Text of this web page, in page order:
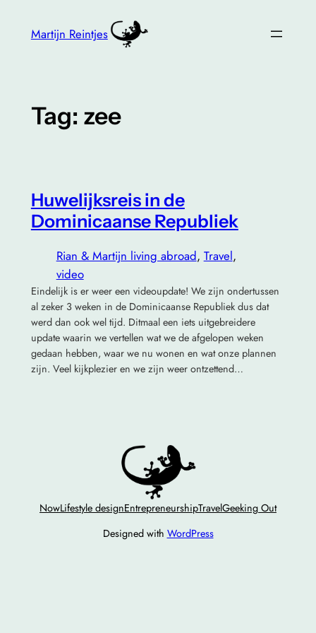
Martijn Reintjes
Tag: zee
Huwelijksreis in de
Dominicaanse Republiek
Rian & Martijn living abroad, Travel
video
Eindelijk is er weer een videoupdate! We zijn ondertussen
al zeker 3 weken in de Dominicaanse Republiek dus dat
werd dan ook wel tijd. Ditmaal een iets uitgebreidere
update waarin we vertellen wat we de afgelopen weken
gedaan hebben, waar we nu wonen en wat onze plannen
zijn. Veel kijkplezier en we zijn weer ontzettend…
NowLifestyle designEntrepreneurshipTravelGeeking Out
Designed with WordPress